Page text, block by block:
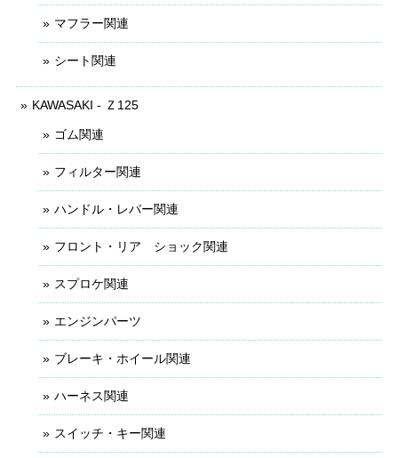
マフラー関連
シート関連
KAWASAKI - Ｚ125
ゴム関連
フィルター関連
ハンドル・レバー関連
フロント・リア ショック関連
スプロケ関連
エンジンパーツ
ブレーキ・ホイール関連
ハーネス関連
スイッチ・キー関連